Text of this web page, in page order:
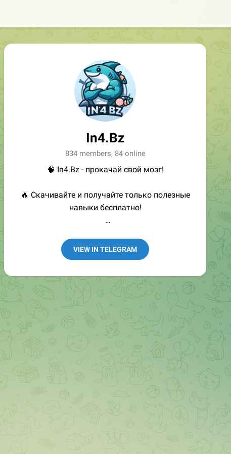
In4.Bz
834 members, 84 online
🧠 In4.Bz - прокачай свой мозг!
🔥 Скачивайте и получайте только полезные
навыки бесплатно!
➖ in4.bz/
➖ https://t.me/in4bz
➖ https://t.me/in4news
🔞 t.me/in4bo
VIEW IN TELEGRAM